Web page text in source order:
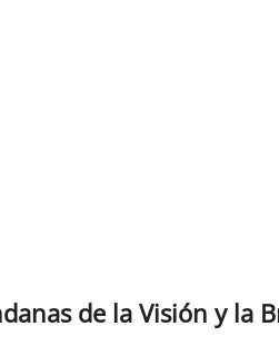
de la Visión y la